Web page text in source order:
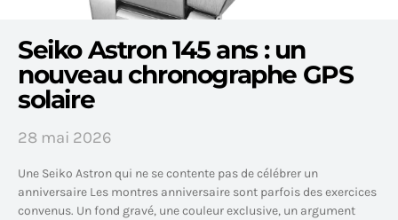
Seiko Astron 145 ans : un
nouveau chronographe GPS
solaire
28 mai 2026
Une Seiko Astron qui ne se contente pas de célébrer un
anniversaire Les montres anniversaire sont parfois des exercices
convenus. Un fond gravé, une couleur exclusive, un argument